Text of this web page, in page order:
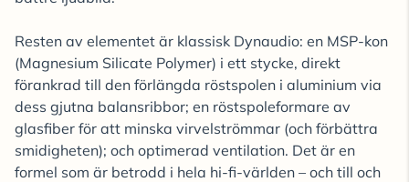
Resten av elementet är klassisk Dynaudio: en MSP-kon
(Magnesium Silicate Polymer) i ett stycke, direkt
förankrad till den förlängda röstspolen i aluminium via
dess gjutna balansribbor; en röstspoleformare av
glasfiber för att minska virvelströmmar (och förbättra
smidigheten); och optimerad ventilation. Det är en
formel som är betrodd i hela hi-fi-världen – och till och